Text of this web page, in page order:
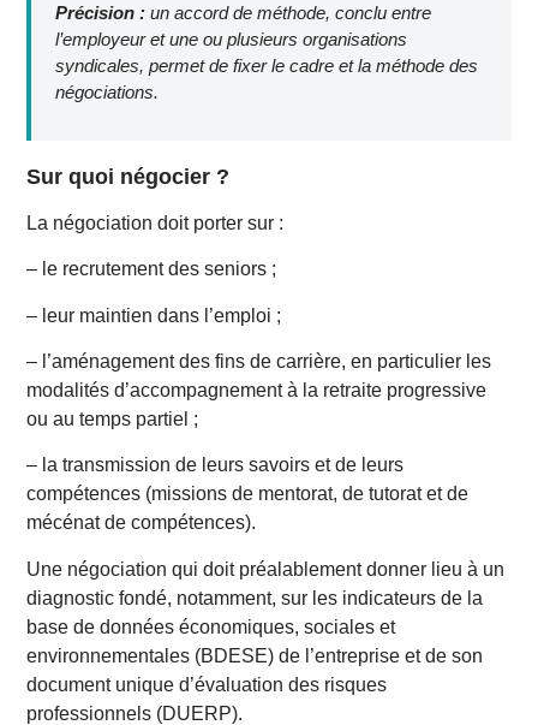
Précision : un accord de méthode, conclu entre
l’employeur et une ou plusieurs organisations
syndicales, permet de fixer le cadre et la méthode des
négociations.
Sur quoi négocier ?
La négociation doit porter sur :
– le recrutement des seniors ;
– leur maintien dans l’emploi ;
– l’aménagement des fins de carrière, en particulier les
modalités d’accompagnement à la retraite progressive
ou au temps partiel ;
– la transmission de leurs savoirs et de leurs
compétences (missions de mentorat, de tutorat et de
mécénat de compétences).
Une négociation qui doit préalablement donner lieu à un
diagnostic fondé, notamment, sur les indicateurs de la
base de données économiques, sociales et
environnementales (BDESE) de l’entreprise et de son
document unique d’évaluation des risques
professionnels (DUERP).